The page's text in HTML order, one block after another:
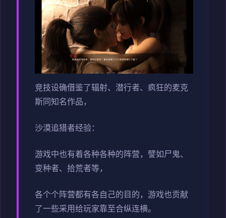
竞技设确借鉴了辐射、潜行者、疯狂的麦克
斯同知名作品，
沙漠追猎者经验：
游戏中也有着各种各种的阵营，譬如尸鬼、
变种者、拾荒者等，
各个个阵营都有各自己的目的，游戏也贡献
了一些采用给玩家靠至合纵连横。